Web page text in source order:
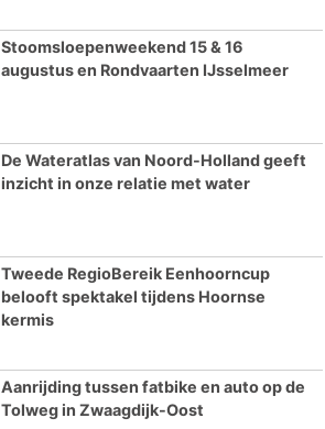
Stoomsloepenweekend 15 & 16
augustus en Rondvaarten IJsselmeer
De Wateratlas van Noord-Holland geeft
inzicht in onze relatie met water
Tweede RegioBereik Eenhoorncup
belooft spektakel tijdens Hoornse
kermis
Aanrijding tussen fatbike en auto op de
Tolweg in Zwaagdijk-Oost